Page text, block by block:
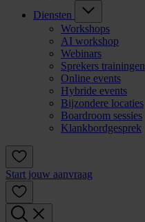
Diensten
Workshops
AI workshop
Webinars
Sprekers trainingen
Online events
Hybride events
Bijzondere locaties
Boardroom sessies
Klankbordgesprek
Start jouw aanvraag